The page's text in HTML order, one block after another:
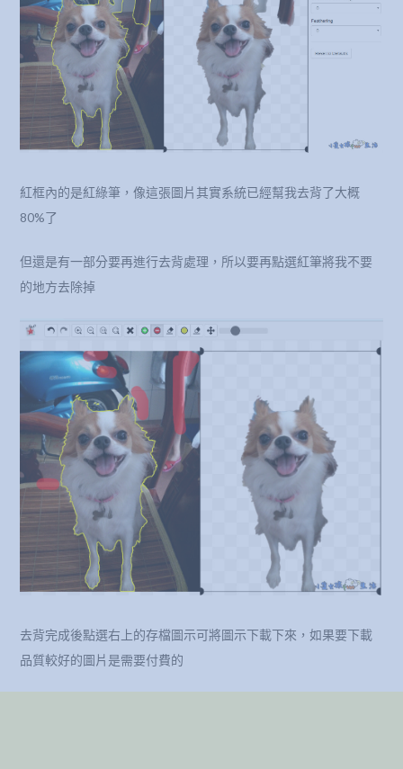
紅框內的是紅綠筆，像這張圖片其實系統已經幫我去背了大概
80%了
但還是有一部分要再進行去背處理，所以要再點選紅筆將我不要
的地方去除掉
去背完成後點選右上的存檔圖示可將圖示下載下來，如果要下載
品質較好的圖片是需要付費的